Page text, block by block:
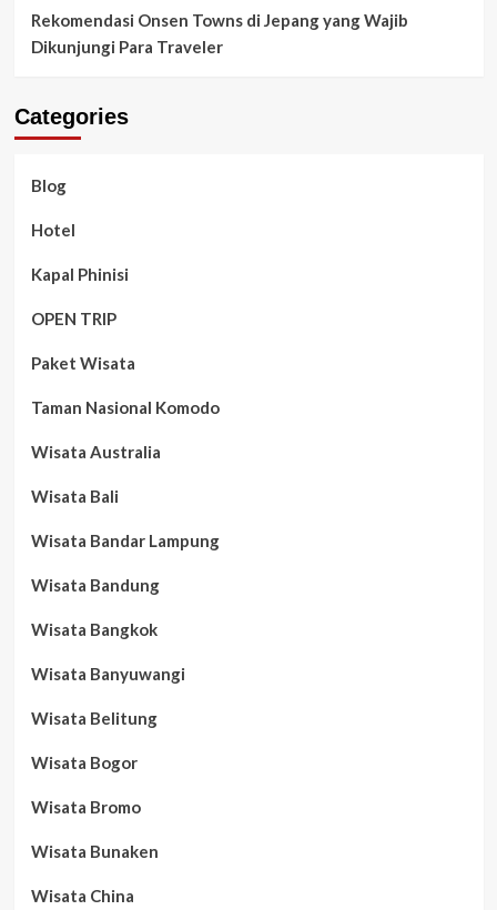
Rekomendasi Onsen Towns di Jepang yang Wajib
Dikunjungi Para Traveler
Categories
Blog
Hotel
Kapal Phinisi
OPEN TRIP
Paket Wisata
Taman Nasional Komodo
Wisata Australia
Wisata Bali
Wisata Bandar Lampung
Wisata Bandung
Wisata Bangkok
Wisata Banyuwangi
Wisata Belitung
Wisata Bogor
Wisata Bromo
Wisata Bunaken
Wisata China